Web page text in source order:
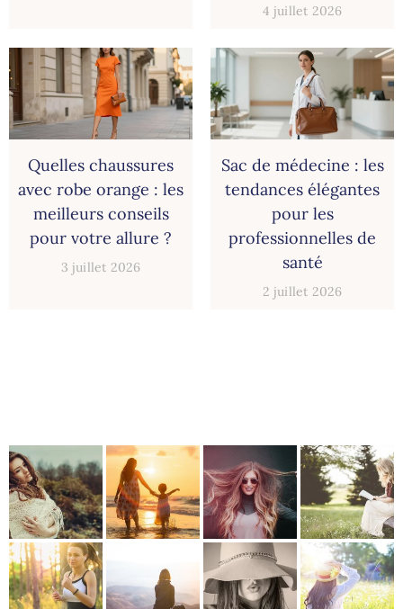
4 juillet 2026
Quelles chaussures
avec robe orange : les
meilleurs conseils
pour votre allure ?
3 juillet 2026
Sac de médecine : les
tendances élégantes
pour les
professionnelles de
santé
2 juillet 2026